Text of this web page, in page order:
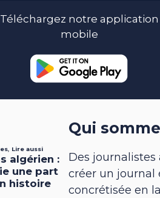
Téléchargez notre application
mobile
Qui
Des journalistes
créer un journal
concrétisée en